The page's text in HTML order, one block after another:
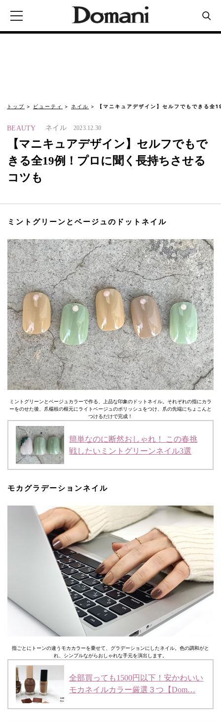
トップ ビューティ ネイル 【マニキュアデザイン】セルフでもできる全
BEAUTY ネイル 2023.12.30
【マニキュアデザイン】セルフでもで
きる全19例！プロに聞く長持ちさせる
コツも
ミントグリーンとベージュのドットネイル
ミントグリーンとベージュカラーで作る、上品な印象のドットネイル。それぞれの指にカラ
ーをのせた後、爪楊枝の根元にライトベージュのポリッシュをつけ、爪の先端にちょこんと
つけるだけで完成！
簡単なのに断然おしゃれ！ この春挑
戦したいミントグリーンネイル3選
モカグラデーションネイル
指ごとにトーンの違うモカカラーを乗せて、グラデーションにしたネイル。色の調和がと
れ、シンプルながらおしゃれな手元を演出します。
全部買っても1500円以下！安かわいい
モカネイルカラー厳選３つ【Dom…